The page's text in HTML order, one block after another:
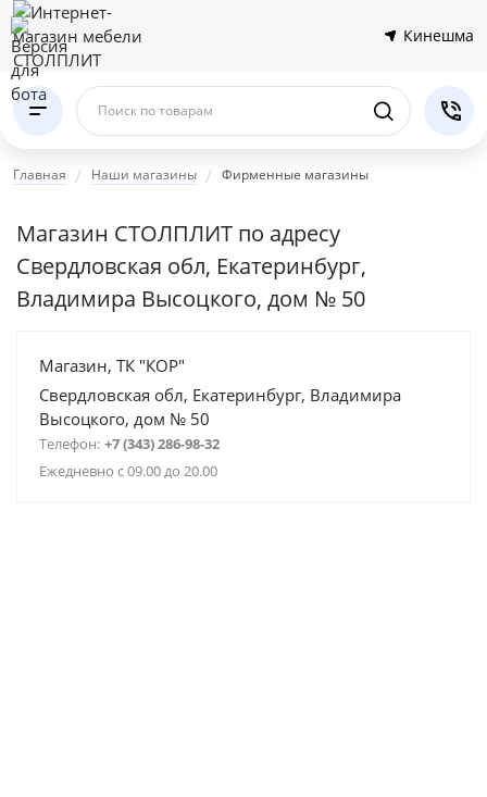
Кинешма
Поиск по товарам
Главная Наши магазины Фирменные магазины
Магазин СТОЛПЛИТ по адресу
Свердловская обл, Екатеринбург,
Владимира Высоцкого, дом № 50
Магазин, ТК "КОР"
Свердловская обл, Екатеринбург, Владимира
Высоцкого, дом № 50
Телефон: +7 (343) 286-98-32
Ежедневно с 09.00 до 20.00